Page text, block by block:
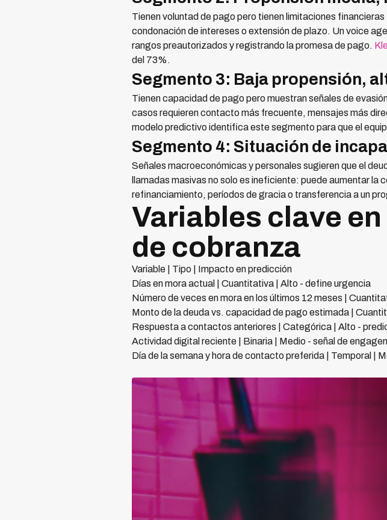
Tienen voluntad de pago pero tienen limitaciones
condonación de intereses o extensión de plazo. Un voice
rangos preautorizados y registrando la promesa de pago.
del 73%.
Segmento 3: Baja propensión,
Tienen capacidad de pago pero muestran señales de
casos requieren contacto más frecuente, mensajes más
modelo predictivo identifica este segmento para que el
Segmento 4: Situación de
Señales macroeconómicas y personales sugieren que el
llamadas masivas no solo es ineficiente: puede aumentar
refinanciamiento, períodos de gracia o transferencia a un
Variables clave
de cobranza
Variable | Tipo | Impacto en predicción
Días en mora actual | Cuantitativa | Alto - define urgencia
Número de veces en mora en los últimos 12 meses |
Monto de la deuda vs. capacidad de pago estimada |
Respuesta a contactos anteriores | Categórica | Alto -
Actividad digital reciente | Binaria | Medio - señal de
Día de la semana y hora de contacto preferida | Temporal |